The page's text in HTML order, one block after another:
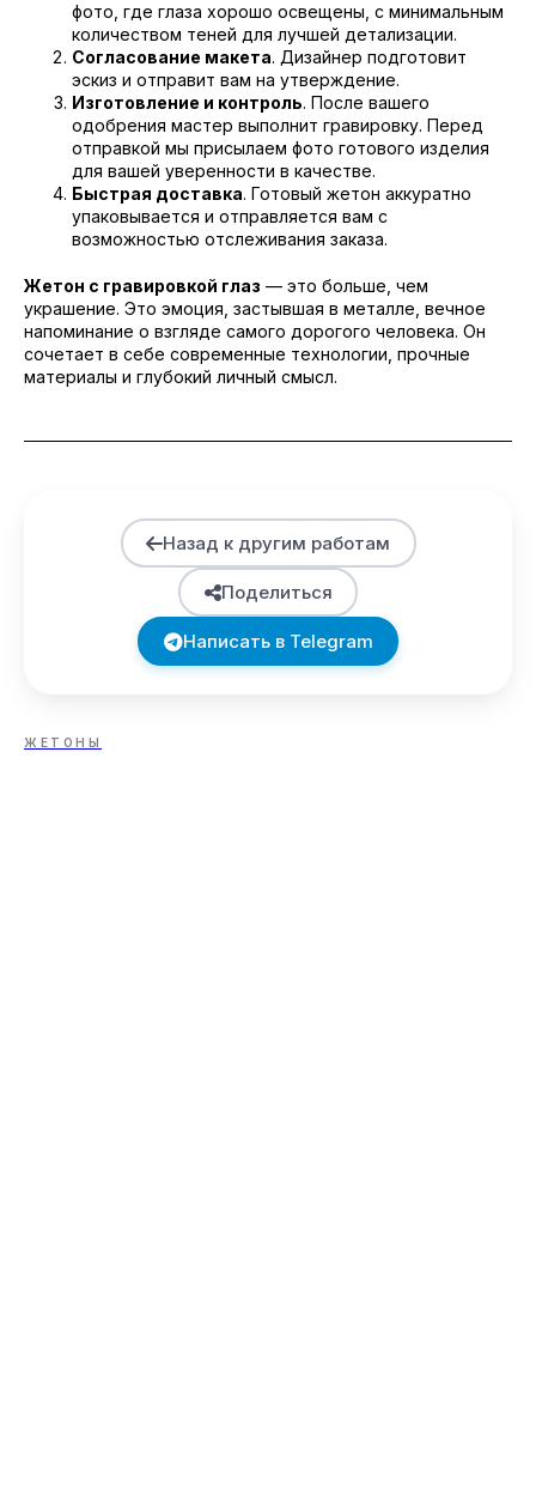
фото, где глаза хорошо освещены, с минимальным
количеством теней для лучшей детализации.
Согласование макета. Дизайнер подготовит
эскиз и отправит вам на утверждение.
Изготовление и контроль. После вашего
одобрения мастер выполнит гравировку. Перед
отправкой мы присылаем фото готового изделия
для вашей уверенности в качестве.
Быстрая доставка. Готовый жетон аккуратно
упаковывается и отправляется вам с
возможностью отслеживания заказа.
Жетон с гравировкой глаз — это больше, чем
украшение. Это эмоция, застывшая в металле, вечное
напоминание о взгляде самого дорогого человека. Он
сочетает в себе современные технологии, прочные
материалы и глубокий личный смысл.
Назад к другим работам
Поделиться
Написать в Telegram
ЖЕТОНЫ